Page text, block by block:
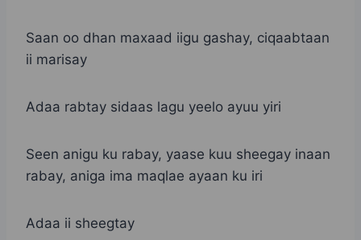
Saan oo dhan maxaad iigu gashay, ciqaabtaan
ii marisay
Adaa rabtay sidaas lagu yeelo ayuu yiri
Seen anigu ku rabay, yaase kuu sheegay inaan
rabay, aniga ima maqlae ayaan ku iri
Adaa ii sheegtay